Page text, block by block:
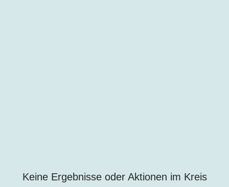
Keine Ergebnisse oder Aktionen im Kreis